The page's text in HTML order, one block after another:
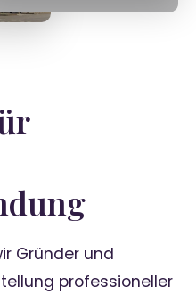
Gründer und
professioneller